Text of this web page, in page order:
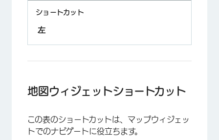
左
地図ウィジェットショートカット
この表のショートカットは、マップウィジェッ
トでのナビゲートに役立ちます。